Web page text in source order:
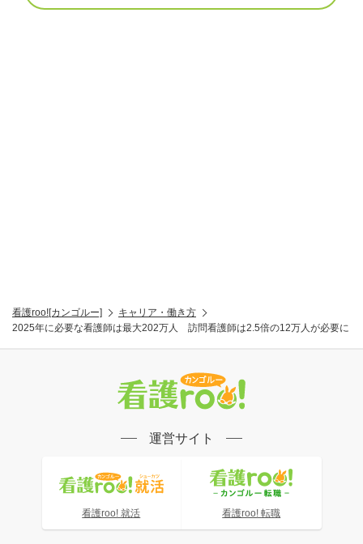
看護roo![カンゴルー]
キャリア・働き方
2025年に必要な看護師は最大202万人 訪問看護師は2.5倍の12万人が必要に
運営サイト
看護roo! 就活 看護roo! 転職